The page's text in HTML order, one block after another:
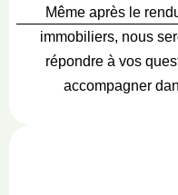
Même après le
immobiliers, nous
répondre à vos
accompagner